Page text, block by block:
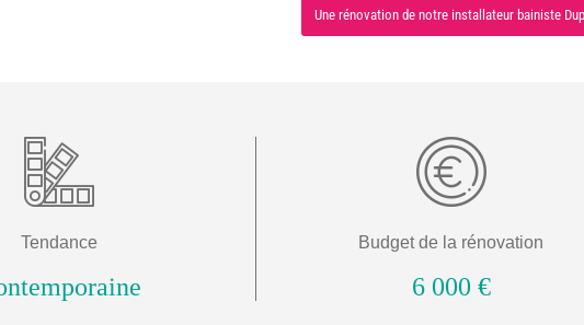
Une rénovation de notre installateur bainiste
Tendance Budget de la rénovation
6 000 €